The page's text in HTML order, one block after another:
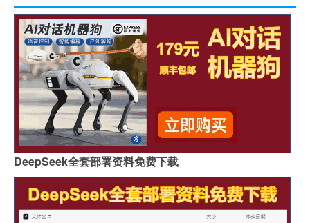
DeepSeek全套部署资料免费下载